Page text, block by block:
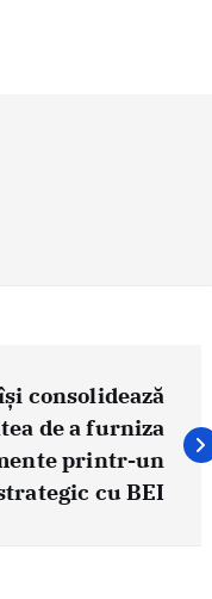
consolidează
de a furniza
printr-un
cu BEI